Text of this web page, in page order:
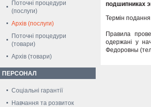
Поточні процедури
(послуги)
Архів (послуги)
Поточні процедури
(товари)
Архів (товари)
ПЕРСОНАЛ
Соціальні гарантії
Навчання та розвиток
подшипниках
Термін подання
Правила
одержані у
Федоровны